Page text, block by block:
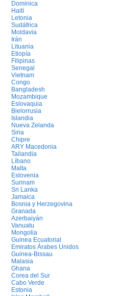
Dominica
Haití
Letonia
Sudáfrica
Moldavia
Irán
Lituania
Etiopía
Filipinas
Senegal
Vietnam
Congo
Bangladesh
Mozambique
Eslovaquia
Bielorrusia
Islandia
Nueva Zelanda
Siria
Chipre
ARY Macedonia
Tailandia
Líbano
Malta
Eslovenia
Surinam
Sri Lanka
Jamaica
Bosnia y Herzegovina
Granada
Azerbaiyán
Vanuatu
Mongolia
Guinea Ecuatorial
Emiratos Árabes Unidos
Guinea-Bissau
Malasia
Ghana
Corea del Sur
Cabo Verde
Estonia